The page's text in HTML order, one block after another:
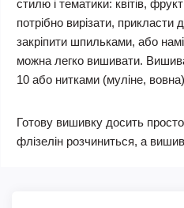
стилю і тематики: квітів,
потрібно вирізати, прикласти
закріпити шпильками, або
можна легко вишивати.
10 або нитками (муліне,
Готову вишивку досить
флізелін розчиниться, а